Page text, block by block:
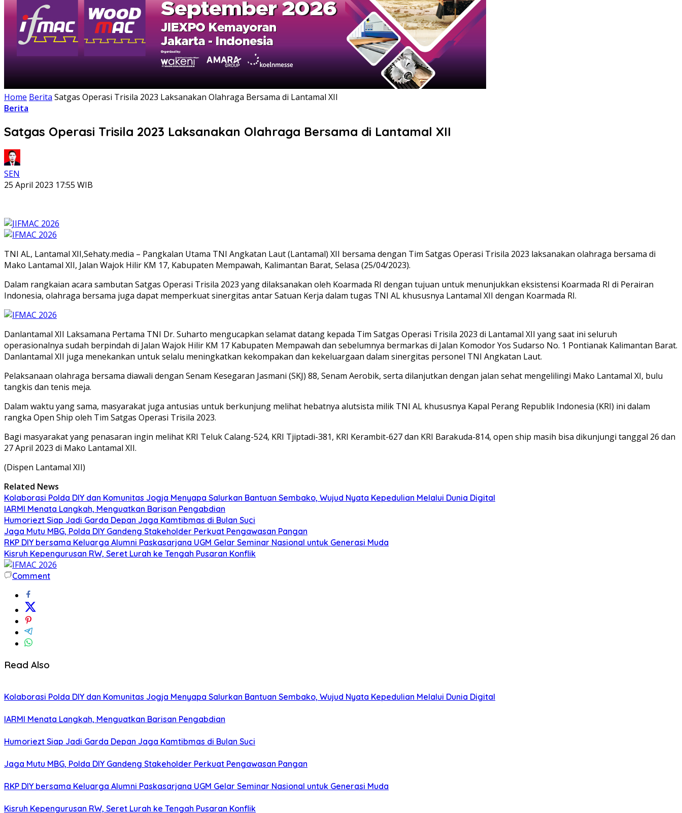
Home Berita Satgas Operasi Trisila 2023 Laksanakan Olahraga Bersama di Lantamal XII
Berita
Satgas Operasi Trisila 2023 Laksanakan Olahraga Bersama di Lantamal XII
SEN
25 April 2023 17:55 WIB
TNI AL, Lantamal XII,Sehaty.media – Pangkalan Utama TNI Angkatan Laut (Lantamal) XII bersama dengan Tim Satgas Operasi Trisila 2023 laksanakan olahraga bersama di
Mako Lantamal XII, Jalan Wajok Hilir KM 17, Kabupaten Mempawah, Kalimantan Barat, Selasa (25/04/2023).
Dalam rangkaian acara sambutan Satgas Operasi Trisila 2023 yang dilaksanakan oleh Koarmada RI dengan tujuan untuk menunjukkan eksistensi Koarmada RI di Perairan
Indonesia, olahraga bersama juga dapat memperkuat sinergitas antar Satuan Kerja dalam tugas TNI AL khususnya Lantamal XII dengan Koarmada RI.
Danlantamal XII Laksamana Pertama TNI Dr. Suharto mengucapkan selamat datang kepada Tim Satgas Operasi Trisila 2023 di Lantamal XII yang saat ini seluruh
operasionalnya sudah berpindah di Jalan Wajok Hilir KM 17 Kabupaten Mempawah dan sebelumnya bermarkas di Jalan Komodor Yos Sudarso No. 1 Pontianak Kalimantan Barat.
Danlantamal XII juga menekankan untuk selalu meningkatkan kekompakan dan kekeluargaan dalam sinergitas personel TNI Angkatan Laut.
Pelaksanaan olahraga bersama diawali dengan Senam Kesegaran Jasmani (SKJ) 88, Senam Aerobik, serta dilanjutkan dengan jalan sehat mengelilingi Mako Lantamal XI, bulu
tangkis dan tenis meja.
Dalam waktu yang sama, masyarakat juga antusias untuk berkunjung melihat hebatnya alutsista milik TNI AL khususnya Kapal Perang Republik Indonesia (KRI) ini dalam
rangka Open Ship oleh Tim Satgas Operasi Trisila 2023.
Bagi masyarakat yang penasaran ingin melihat KRI Teluk Calang-524, KRI Tjiptadi-381, KRI Kerambit-627 dan KRI Barakuda-814, open ship masih bisa dikunjungi tanggal 26 dan
27 April 2023 di Mako Lantamal XII.
(Dispen Lantamal XII)
Related News
Kolaborasi Polda DIY dan Komunitas Jogja Menyapa Salurkan Bantuan Sembako, Wujud Nyata Kepedulian Melalui Dunia Digital
IARMI Menata Langkah, Menguatkan Barisan Pengabdian
Humoriezt Siap Jadi Garda Depan Jaga Kamtibmas di Bulan Suci
Jaga Mutu MBG, Polda DIY Gandeng Stakeholder Perkuat Pengawasan Pangan
RKP DIY bersama Keluarga Alumni Paskasarjana UGM Gelar Seminar Nasional untuk Generasi Muda
Kisruh Kepengurusan RW, Seret Lurah ke Tengah Pusaran Konflik
Comment
Read Also
Kolaborasi Polda DIY dan Komunitas Jogja Menyapa Salurkan Bantuan Sembako, Wujud Nyata Kepedulian Melalui Dunia Digital
IARMI Menata Langkah, Menguatkan Barisan Pengabdian
Humoriezt Siap Jadi Garda Depan Jaga Kamtibmas di Bulan Suci
Jaga Mutu MBG, Polda DIY Gandeng Stakeholder Perkuat Pengawasan Pangan
RKP DIY bersama Keluarga Alumni Paskasarjana UGM Gelar Seminar Nasional untuk Generasi Muda
Kisruh Kepengurusan RW, Seret Lurah ke Tengah Pusaran Konflik